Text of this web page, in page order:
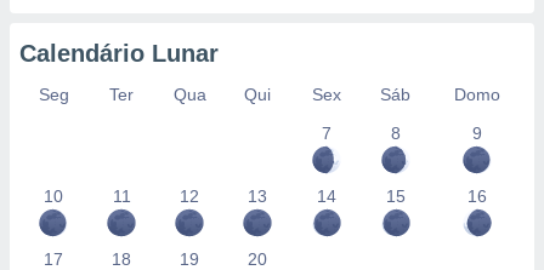
Calendário Lunar
Seg Ter Qua Qui Sex Sáb
Domo
7
8 9
10 11 12 13 14 15 16
17 18 19 20